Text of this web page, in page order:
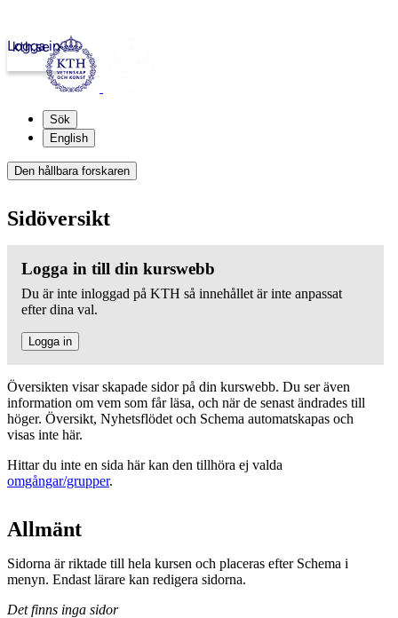
kth.se
Logga in
Sök
English
Den hållbara forskaren
Sidöversikt
Logga in till din kurswebb
Du är inte inloggad på KTH så innehållet är inte anpassat
efter dina val.
Logga in
Översikten visar skapade sidor på din kurswebb. Du ser även
information om vem som får läsa, och när de senast ändrades till
höger. Översikt, Nyhetsflödet och Schema automatskapas och
visas inte här.
Hittar du inte en sida här kan den tillhöra ej valda
omgångar/grupper.
Allmänt
Sidorna är riktade till hela kursen och placeras efter Schema i
menyn. Endast lärare kan redigera sidorna.
Det finns inga sidor